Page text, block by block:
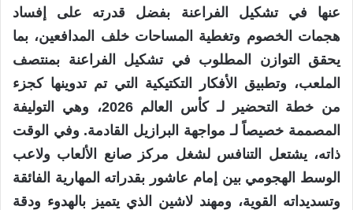
عنها في تشكيل الفراعنة بفضل قدرته على إفساد
هجمات الخصوم وتغطية المساحات خلف المدافعين، بما
يحقق التوازن المطلوب في تشكيل الفراعنة بمنتصف
الملعب، وتطبيق الأفكار التكتيكية التي تم تدوينها كجزء
من خطة التحضير لـ كأس العالم 2026، وهي التوليفة
المصممة خصيصاً لـ مواجهة البرازيل القادمة. وفي الوقت
ذاته، يشتعل التنافس لشغل مركز صانع الألعاب ولاعب
الوسط الهجومي بين إمام عاشور بقدراته المهارية الفائقة
وتسديداته القوية، ومهند لاشين الذي يتميز بالهدوء ودقة